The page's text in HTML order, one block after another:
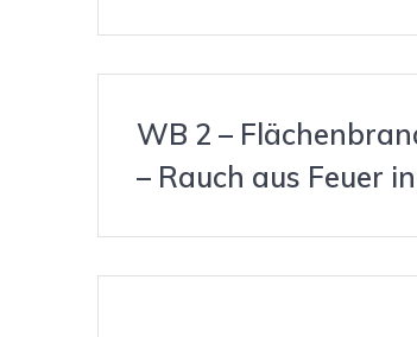
WB 2 –
– Rauch aus Feuer